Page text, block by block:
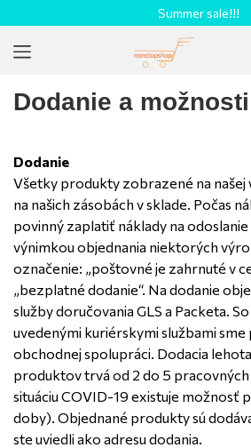
Summer sale!!!
Dodanie a
Dodanie
Všetky produkty zobrazené na našej
na našich zásobách v sklade. Počas
povinný zaplatiť náklady na
výnimkou objednania niektorých
označenie: „poštovné je zahrnuté v
„bezplatné dodanie“. Na dodanie
služby doručovania GLS a Packeta.
uvedenými kuriérskymi službami
obchodnej spolupráci. Dodacia
produktov trvá od 2 do 5
situáciu COVID-19 existuje možnosť
doby). Objednané produkty sú
ste uviedli ako adresu dodania.